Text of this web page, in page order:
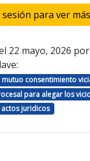
para ver más
22 mayo, 2026 por
consentimiento
para alegar los
juridicos